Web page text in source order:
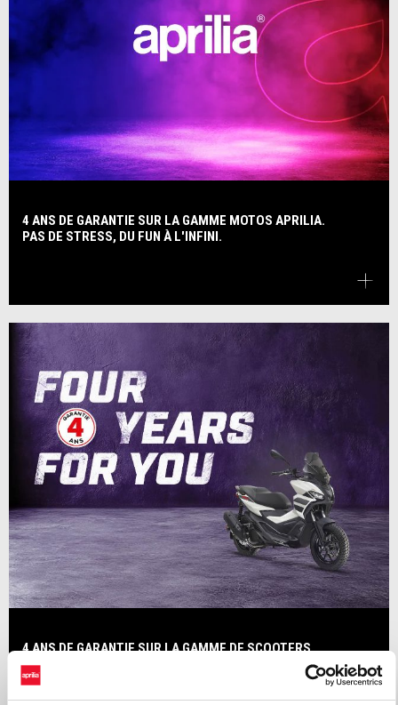
4 ANS DE GARANTIE SUR LA GAMME MOTOS APRILIA.
PAS DE STRESS, DU FUN À L'INFINI.
4 ANS DE GARANTIE SUR LA GAMME DE SCOOTERS
APRILIA. PAS DE STRESS, DU PLAISIR À L'INFINI.